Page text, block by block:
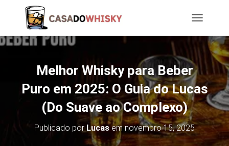
O
L
E
N
A
V
I
G
A
T
Melhor Whisky para Beber
Puro em 2025: O Guia do Lucas
(Do Suave ao Complexo)
Publicado porLucasemnovembro 15, 2025